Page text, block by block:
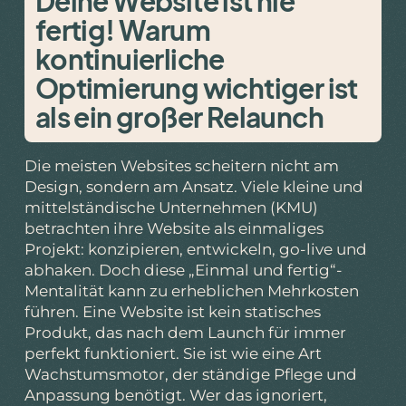
fertig! Warum
kontinuierliche
Optimierung wichtiger ist
als ein großer Relaunch
Die meisten Websites scheitern nicht am
Design, sondern am Ansatz. Viele kleine und
mittelständische Unternehmen (KMU)
betrachten ihre Website als einmaliges
Projekt: konzipieren, entwickeln, go-live und
abhaken. Doch diese „Einmal und fertig“-
Mentalität kann zu erheblichen Mehrkosten
führen. Eine Website ist kein statisches
Produkt, das nach dem Launch für immer
perfekt funktioniert. Sie ist wie eine Art
Wachstumsmotor, der ständige Pflege und
Anpassung benötigt. Wer das ignoriert,